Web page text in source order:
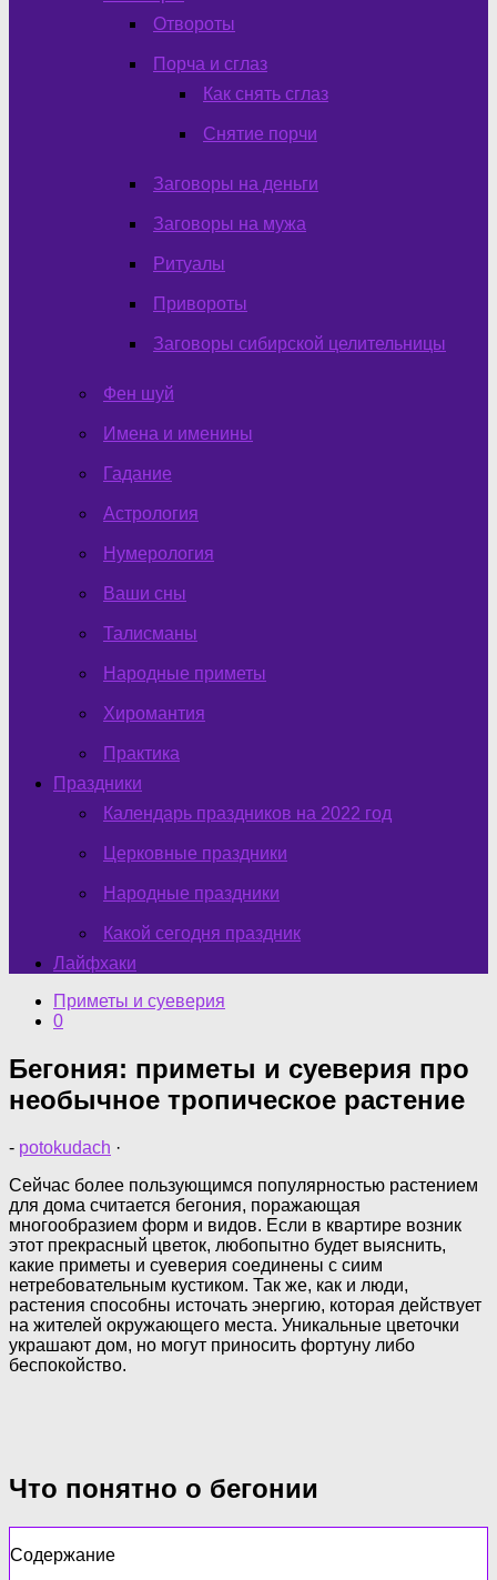
Отвороты
Порча и сглаз
Как снять сглаз
Снятие порчи
Заговоры на деньги
Заговоры на мужа
Ритуалы
Привороты
Заговоры сибирской целительницы
Фен шуй
Имена и именины
Гадание
Астрология
Нумерология
Ваши сны
Талисманы
Народные приметы
Хиромантия
Практика
Праздники
Календарь праздников на 2022 год
Церковные праздники
Народные праздники
Какой сегодня праздник
Лайфхаки
Приметы и суеверия
0
Бегония: приметы и суеверия про
необычное тропическое растение
- potokudach ·
Сейчас более пользующимся популярностью растением
для дома считается бегония, поражающая
многообразием форм и видов. Если в квартире возник
этот прекрасный цветок, любопытно будет выяснить,
какие приметы и суеверия соединены с сиим
нетребовательным кустиком. Так же, как и люди,
растения способны источать энергию, которая действует
на жителей окружающего места. Уникальные цветочки
украшают дом, но могут приносить фортуну либо
беспокойство.
Что понятно о бегонии
Содержание